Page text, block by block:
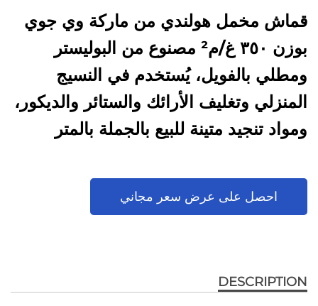
قماش مخمل هولندي من ماركة وي جوي
بوزن ٣٥٠ غ/م² مصنوع من البوليستر
ومطلي بالفويل، يُستخدم في النسيج
المنزلي وتغليف الأرائك والستائر والديكور،
ومواد تنجيد متينة للبيع بالجملة بالمتر
احصل على عرض سعر مجاني
DESCRIPTION